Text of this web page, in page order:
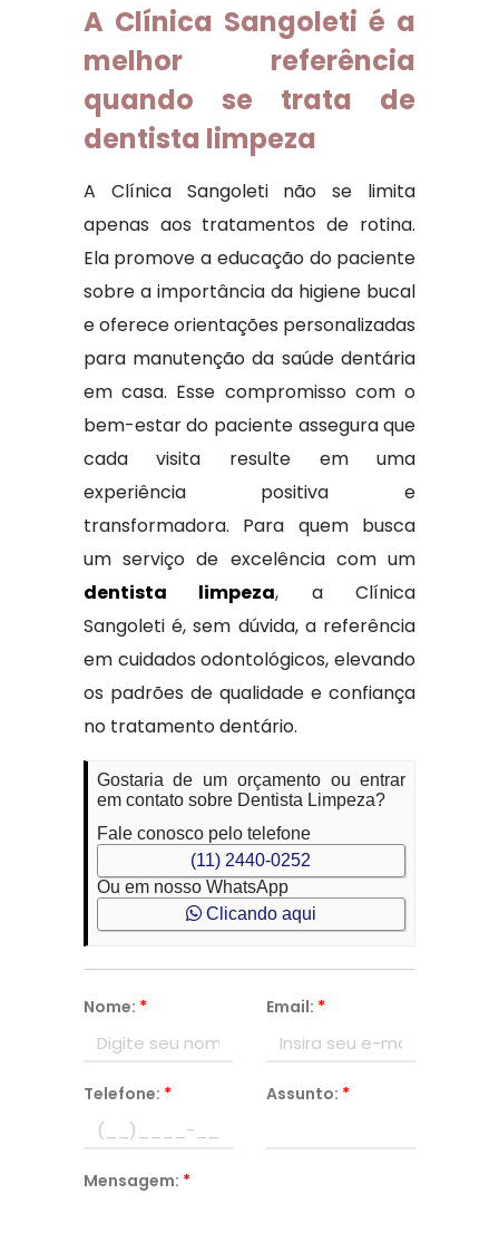
A Clínica Sangoleti é a
melhor referência
quando se trata de
dentista limpeza
A Clínica Sangoleti não se limita
apenas aos tratamentos de rotina.
Ela promove a educação do paciente
sobre a importância da higiene bucal
e oferece orientações personalizadas
para manutenção da saúde dentária
em casa. Esse compromisso com o
bem-estar do paciente assegura que
cada visita resulte em uma
experiência positiva e
transformadora. Para quem busca
um serviço de excelência com um
dentista limpeza, a Clínica
Sangoleti é, sem dúvida, a referência
em cuidados odontológicos, elevando
os padrões de qualidade e confiança
no tratamento dentário.
Gostaria de um orçamento ou entrar
em contato sobre Dentista Limpeza?
Fale conosco pelo telefone
(11) 2440-0252
Ou em nosso WhatsApp
Clicando aqui
Nome: * Email: *
Telefone: * Assunto: *
Mensagem: *